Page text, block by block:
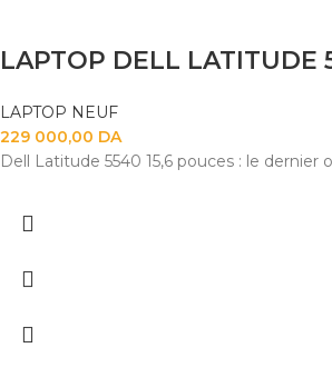
LAPTOP DELL LATITUDE
LAPTOP NEUF
229 000,00 DA
Dell Latitude 5540 15,6 pouces : le